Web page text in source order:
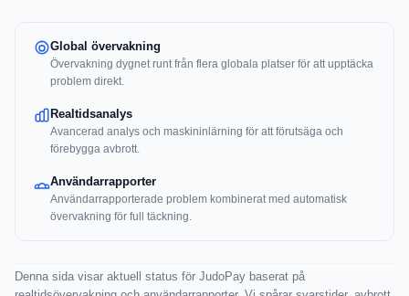
Global övervakning
Övervakning dygnet runt från flera globala platser för att upptäcka
problem direkt.
Realtidsanalys
Avancerad analys och maskininlärning för att förutsäga och
förebygga avbrott.
Användarrapporter
Användarrapporterade problem kombinerat med automatisk
övervakning för full täckning.
Denna sida visar aktuell status för JudoPay baserat på